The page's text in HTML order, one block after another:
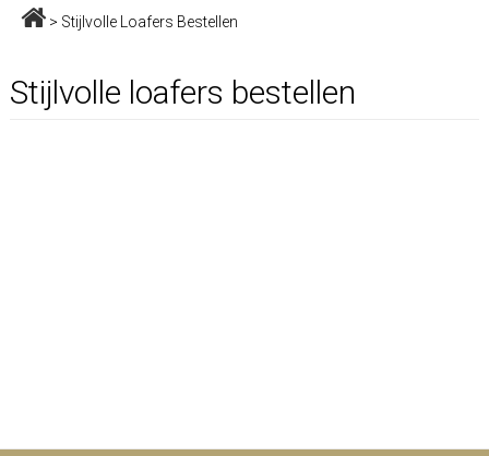
> Stijlvolle Loafers Bestellen
Stijlvolle loafers bestellen